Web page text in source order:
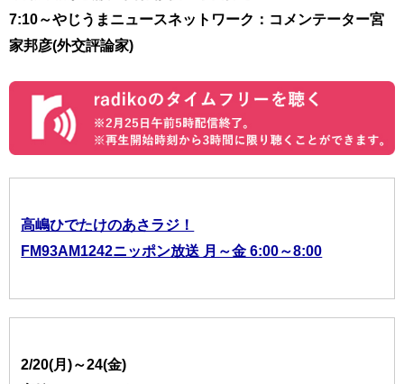
7:10～やじうまニュースネットワーク：コメンテーター宮
家邦彦(外交評論家)
高嶋ひでたけのあさラジ！
FM93AM1242ニッポン放送 月～金 6:00～8:00
2/20(月)～24(金)